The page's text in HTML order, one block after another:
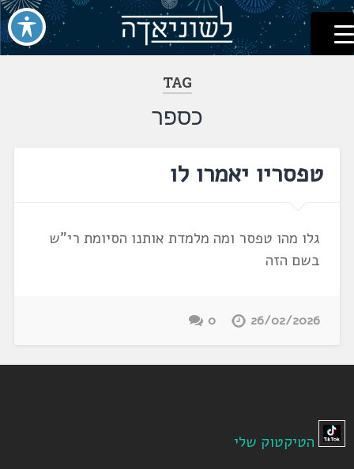
דלג
לתוכן
לשוניאדה
עברית. לשון. שפה
TAG
כספר
טפסריו יאמרו לו
גלו מהו טפסר ומה מלמדת אותנו הסיומת רי"ש
בשם הזה
26/02/2026
0
הטיקטוק שלי